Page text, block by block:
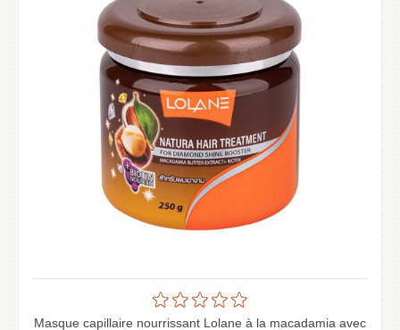
Masque capillaire nourrissant Lolane à la macadamia avec